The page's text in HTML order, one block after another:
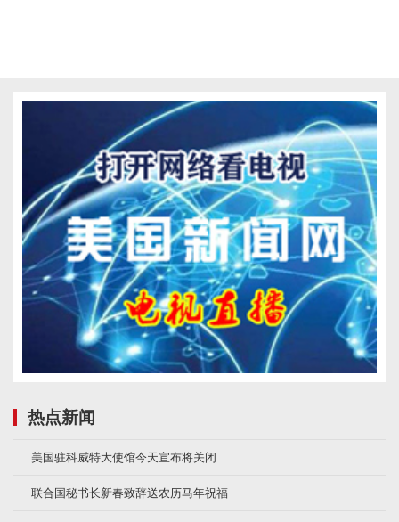
热点新闻
美国驻科威特大使馆今天宣布将关闭
联合国秘书长新春致辞送农历马年祝福